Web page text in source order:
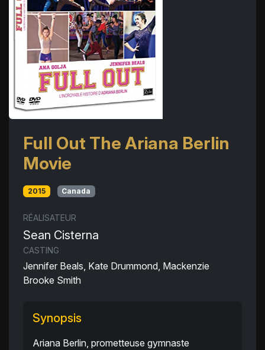
Full Out The Ariana Berlin
Movie
2015 Canada
RÉALISATEUR
Sean Cisterna
CASTING
Jennifer Beals, Kate Drummond, Mackenzie
Brooke Smith
Synopsis
Ariana Berlin, prometteuse gymnaste